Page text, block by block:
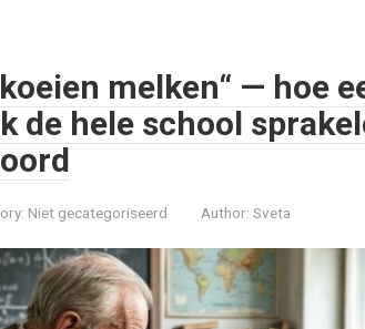
melken“ — hoe
de hele school
Niet gecategoriseerd Author: Sveta